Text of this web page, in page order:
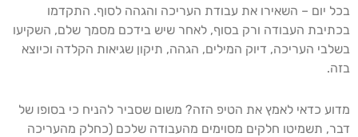
בכל יום – השאירו את עבודת העריכה והגהה לסוף. התקדמו
בכתיבת העבודה ורק בסוף, לאחר שיש בידכם מסמך שלם, השקיעו
בשלבי העריכה, דיוק המילים, הגהה, תיקון שגיאות הקלדה וכיוצא
בזה.
מדוע כדאי לאמץ את הטיפ הזה? משום שסביר להניח כי בסופו של
דבר, תשמיטו חלקים מסוימים מהעבודה שלכם (כחלק מהעריכה